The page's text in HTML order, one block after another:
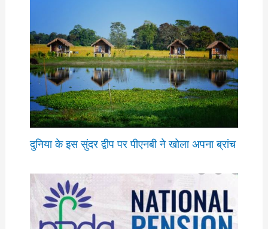
दुनिया के इस सुंदर द्वीप पर पीएनबी ने खोला अपना ब्रांच